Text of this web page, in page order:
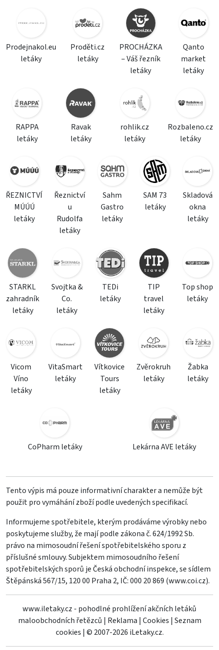
Prodejnakol.eu
letáky
Proděti.cz
letáky
PROCHÁZKA
– Váš řezník
letáky
Qanto
market
letáky
RAPPA
letáky
Ravak
letáky
rohlik.cz
letáky
Rozbaleno.cz
letáky
ŘEZNICTVÍ
MÚÚÚ
letáky
Řeznictví
u
Rudolfa
letáky
Sahm
Gastro
letáky
SAM 73
letáky
Skladová
okna
letáky
STARKL
zahradník
letáky
Svojtka &
Co.
letáky
TEDi
letáky
TIP
travel
letáky
Top shop
letáky
Vicom
Víno
letáky
VitaSmart
letáky
Vítkovice
Tours
letáky
Zvěrokruh
letáky
Žabka
letáky
CoPharm letáky Lekárna AVE letáky
Tento výpis má pouze informativní charakter a nemůže být
použit pro vymáhání zboží podle uvedených specifikací.
Informujeme spotřebitele, kterým prodáváme výrobky nebo
poskytujeme služby, že mají podle zákona č. 624/1992 Sb.
právo na mimosoudní řešení spotřebitelského sporu z
příslušné smlouvy. Subjektem mimosoudního řešení
spotřebitelských sporů je Česká obchodní inspekce, se sídlem
Štěpánská 567/15, 120 00 Praha 2, IČ: 000 20 869 (www.coi.cz).
www.iletaky.cz - pohodlné prohlížení akčních letáků
maloobchodních řetězců | Reklama | Cookies | Seznam
cookies | © 2007-2026 iLetaky.cz.